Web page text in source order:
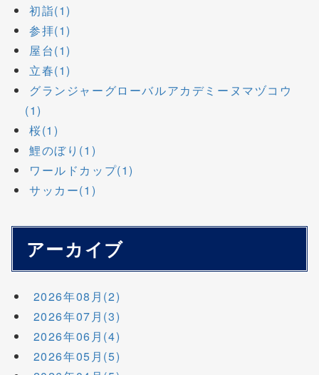
初詣(1)
参拝(1)
屋台(1)
立春(1)
グランジャーグローバルアカデミーヌマヅコウ
(1)
桜(1)
鯉のぼり(1)
ワールドカップ(1)
サッカー(1)
アーカイブ
2026年08月(2)
2026年07月(3)
2026年06月(4)
2026年05月(5)